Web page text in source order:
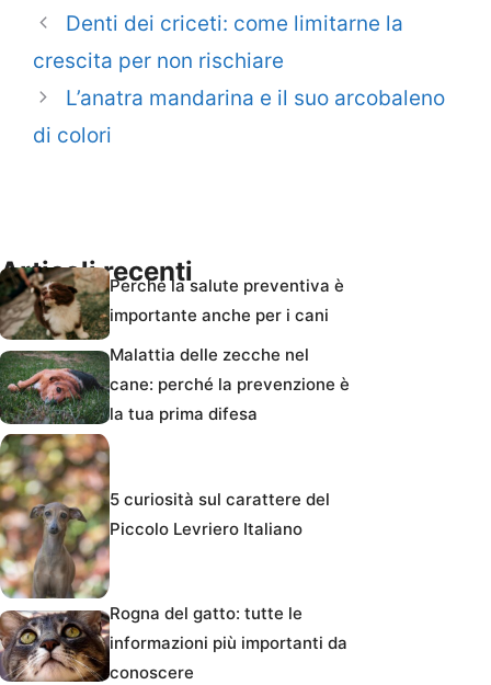
Denti dei criceti: come limitarne la
crescita per non rischiare
L’anatra mandarina e il suo arcobaleno
di colori
Articoli recentiPerché la salute preventiva è
importante anche per i cani
Malattia delle zecche nel
cane: perché la prevenzione è
la tua prima difesa
5 curiosità sul carattere del
Piccolo Levriero Italiano
Rogna del gatto: tutte le
informazioni più importanti da
conoscere